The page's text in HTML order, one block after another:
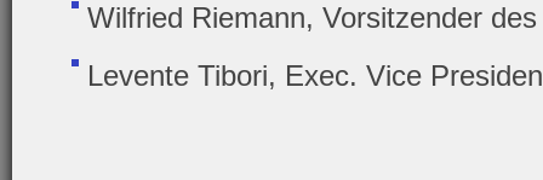
Wilfried Riemann, Vorsitzender
Levente Tibori, Exec. Vice